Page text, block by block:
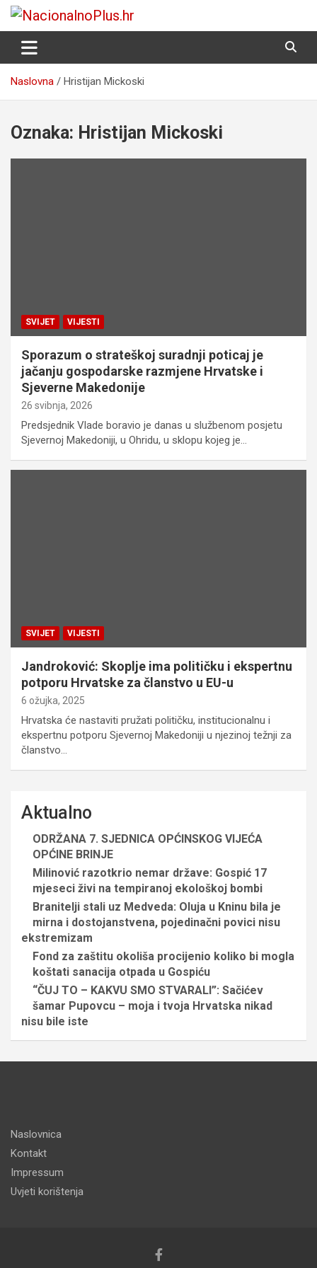
Skip
NacionalnoPlus.hr
Nacija želi znati više
Naslovna Hristijan Mickoski
Oznaka: Hristijan Mickoski
SVIJET VIJESTI
Sporazum o strateškoj suradnji poticaj je
jačanju gospodarske razmjene Hrvatske i
Sjeverne Makedonije
26 svibnja, 2026
Predsjednik Vlade boravio je danas u službenom posjetu
Sjevernoj Makedoniji, u Ohridu, u sklopu kojeg je…
SVIJET VIJESTI
Jandroković: Skoplje ima političku i ekspertnu
potporu Hrvatske za članstvo u EU-u
6 ožujka, 2025
Hrvatska će nastaviti pružati političku, institucionalnu i
ekspertnu potporu Sjevernoj Makedoniji u njezinoj težnji za
članstvo…
Aktualno
ODRŽANA 7. SJEDNICA OPĆINSKOG VIJEĆA
OPĆINE BRINJE
Milinović razotkrio nemar države: Gospić 17
mjeseci živi na tempiranoj ekološkoj bombi
Branitelji stali uz Medveda: Oluja u Kninu bila je
mirna i dostojanstvena, pojedinačni povici nisu
ekstremizam
Fond za zaštitu okoliša procijenio koliko bi mogla
koštati sanacija otpada u Gospiću
“ČUJ TO – KAKVU SMO STVARALI”: Sačićev
šamar Pupovcu – moja i tvoja Hrvatska nikad
nisu bile iste
Naslovnica
Kontakt
Impressum
Uvjeti korištenja